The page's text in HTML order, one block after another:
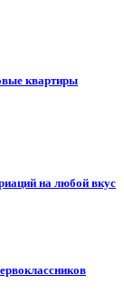
квартиры
на любой вкус